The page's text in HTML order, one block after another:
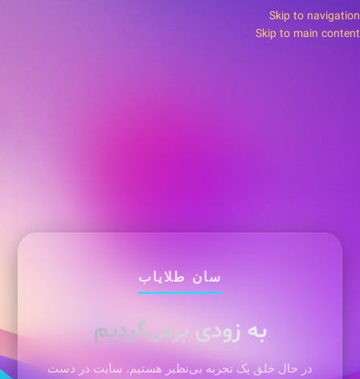
Skip to navigation
Skip to main content
سان طلایاب
به زودی برمی‌گردیم
در حال خلق یک تجربه بی‌نظیر هستیم. سایت در دست